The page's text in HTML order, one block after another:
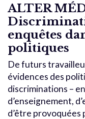
ALTER
enquêtes
politiques
De futurs
évidences des
discriminations –
d’enseignement,
d’être provoquées